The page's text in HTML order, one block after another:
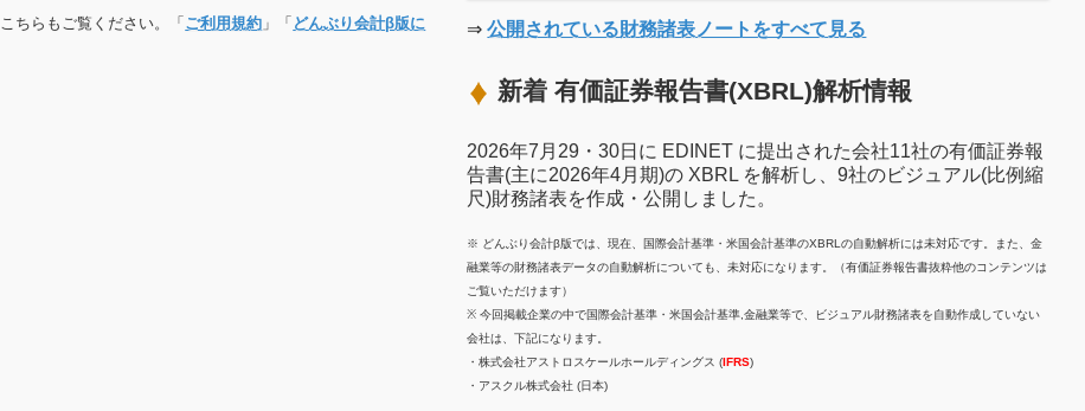
ちらもご覧ください。「ご利用規約 」「 どんぶり会計β版に
⇒公開されている財務諸表ノートをすべて見る
新着 有価証券報告書(XBRL)解析情報
2026年7月29・30日に EDINET に提出された会社11社の有価証券報
告書(主に2026年4月期)の XBRL を解析し、9社のビジュアル(比例縮
尺)財務諸表を作成・公開しました。
※ どんぶり会計β版では、現在、国際会計基準・米国会計基準のXBRLの自動解析には未対応です。また、金
融業等の財務諸表データの自動解析についても、未対応になります。（有価証券報告書抜粋他のコンテンツは
ご覧いただけます）
※ 今回掲載企業の中で国際会計基準・米国会計基準,金融業等で、ビジュアル財務諸表を自動作成していない
会社は、下記になります。
・株式会社アストロスケールホールディングス (IFRS)
・アスクル株式会社 (日本)